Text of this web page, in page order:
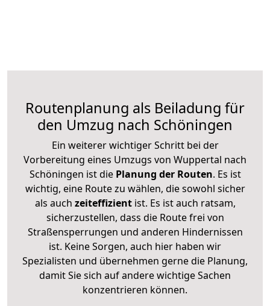
Routenplanung als Beiladung für
den Umzug nach Schöningen
Ein weiterer wichtiger Schritt bei der
Vorbereitung eines Umzugs von Wuppertal nach
Schöningen ist diePlanung der Routen. Es ist
wichtig, eine Route zu wählen, die sowohl sicher
als auch zeiteffizientist. Es ist auch ratsam,
sicherzustellen, dass die Route frei von
Straßensperrungen und anderen Hindernissen
ist. Keine Sorgen, auch hier haben wir
Spezialisten und übernehmen gerne die Planung,
damit Sie sich auf andere wichtige Sachen
konzentrieren können.